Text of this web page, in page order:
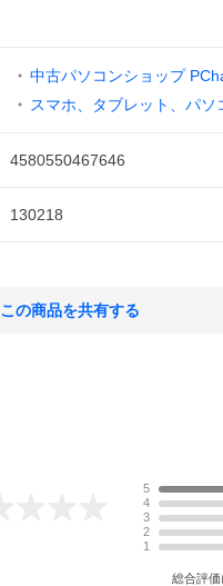
中古パソコンショップ
スマホ、タブレット、パソ
4580550467646
130218
この商品を共有する
5
4
3
2
1
総合評